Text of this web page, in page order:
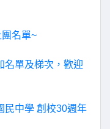
名單~
名單及梯次，歡迎
民中學 創校30週年